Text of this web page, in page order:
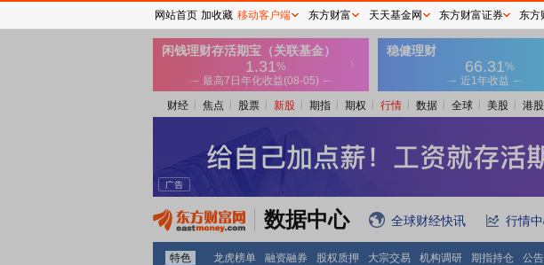
财经 焦点 股票 新股 期指 期权 行情 数据 全球 美股 港股
数据中心 全球财经快讯 行情
特色 龙虎榜单 融资融券 股权质押 大宗交易 机构调研 期指持仓 公
网站首页 加收藏 移动客户端 东方财富 天天基金网 东方财富证券 东方